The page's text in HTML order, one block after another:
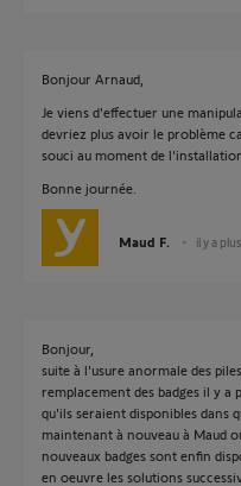
Bonjour Arnaud,
Je viens d'effectuer une
devriez plus avoir le problème
souci au moment de
Bonne journée.
Maud F. il y a
Bonjour,
suite à l'usure anormale des
remplacement des badges il y a
qu'ils seraient disponibles dans
maintenant à nouveau à Maud
nouveaux badges sont enfin
en oeuvre les solutions